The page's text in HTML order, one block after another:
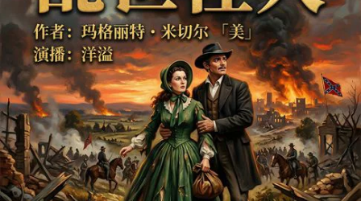
居家生活 3C家電 運動休閒 親子玩具
女裝 男裝 化妝保養 情趣用品
日本購物 電子/紙本書
HOT